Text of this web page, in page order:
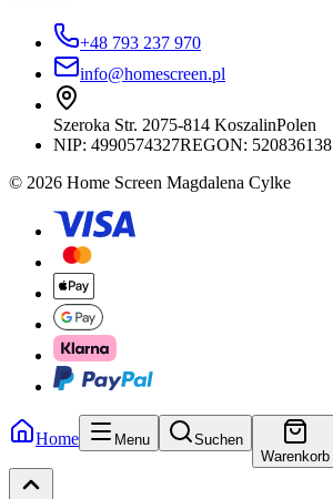
+48 793 237 970
info@homescreen.pl
Szeroka Str. 2075-814 KoszalinPolen
NIP: 4990574327REGON: 520836138
© 2026 Home Screen Magdalena Cylke
Home Menu
Suchen
Warenkorb